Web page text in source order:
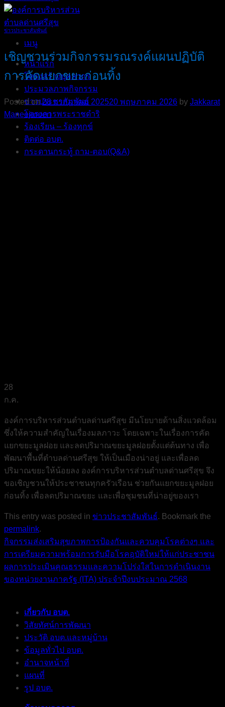
เมนู
หน้าแรก
โครงสร้างบุคลากร
ประมวลภาพกิจกรรม
ข่าวประชาสัมพันธ์
โครงการพระราชดำริ
ร้องเรียน – ร้องทุกข์
ติดต่อ อบต.
กระดานกระทู้ ถาม-ตอบ(Q&A)
ข่าวประชาสัมพันธ์
เชิญชวนร่วมกิจกรรมรณรงค์แผนปฏิบัติ
การคัดแยกขยะก่อนทิ้ง
Posted on28 กรกฎาคม 202520 พฤษภาคม 2026 by Jakkarat
Maneejaroen
28
ก.ค.
องค์การบริหารส่วนตำบลด่านศรีสุข มีนโยบายด้านสิ่งแวดล้อม
ซึ่งให้ความสำคัญในเรื่องมลภาวะ โดยเฉพาะในเรื่องการคัด
แยกขยะมูลฝอย และลดปริมาณขยะมูลฝอยตั้งแต่ต้นทาง เพื่อ
พัฒนาพื้นที่ตำบลด่านศรีสุข ให้เป็นเมืองน่าอยู่ และเพื่อลด
ปริมาณขยะให้น้อยลง องค์การบริหารส่วนตำบลด่านศรีสุข จึง
ขอเชิญชวนให้ประชาชนทุกครัวเรือน ช่วยกันแยกขยะมูลฝอย
ก่อนทิ้ง เพื่อลดปริมาณขยะ และเพื่อชุมชนที่น่าอยู่ของเรา
This entry was posted in ข่าวประชาสัมพันธ์. Bookmark the
permalink.
กิจกรรมส่งเสริมสุขภาพการป้องกันและควบคุมโรคต่างๆ และ
การเตรียมความพร้อมการรับมือโรคอุบัติใหม่ให้แก่ประชาชน
ผลการประเมินคุณธรรมและความโปร่งใสในการดำเนินงาน
ของหน่วยงานภาครัฐ (ITA) ประจำปีงบประมาณ 2568
เกี่ยวกับ อบต.
วิสัยทัศน์การพัฒนา
ประวัติ อบต.และหมู่บ้าน
ข้อมูลทั่วไป อบต.
อำนาจหน้าที่
แผนที่
รูป อบต.